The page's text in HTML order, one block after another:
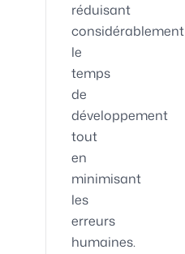
réduisant
considérablement
le
temps
de
développement
tout
en
minimisant
les
erreurs
humaines.